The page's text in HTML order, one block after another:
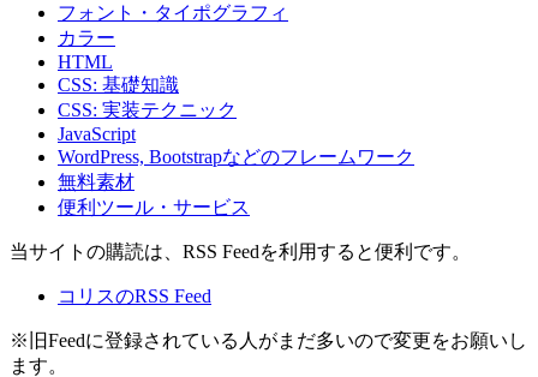
フォント・タイポグラフィ
カラー
HTML
CSS: 基礎知識
CSS: 実装テクニック
JavaScript
WordPress, Bootstrapなどのフレームワーク
無料素材
便利ツール・サービス
当サイトの購読は、RSS Feedを利用すると便利です。
コリスのRSS Feed
※旧Feedに登録されている人がまだ多いので変更をお願いし
ます。